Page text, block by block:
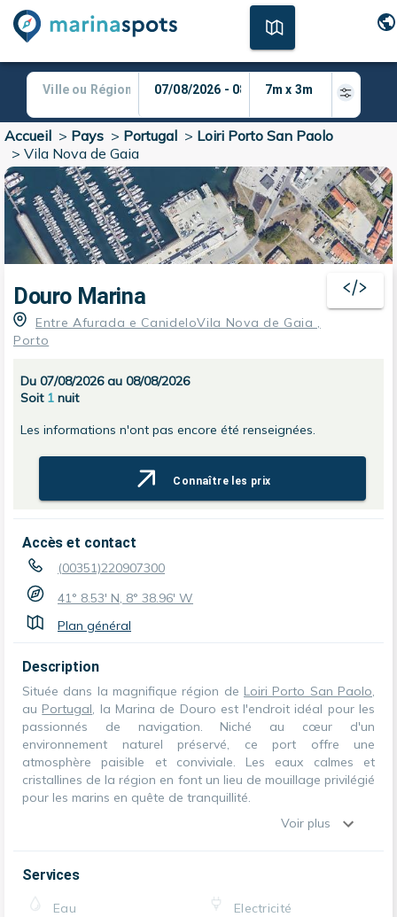
Accueil > Pays > Portugal > Loiri Porto San Paolo
> Vila Nova de Gaia
Douro Marina
Entre Afurada e CanideloVila Nova de Gaia ,
Porto
Du 07/08/2026 au 08/08/2026
Soit 1 nuit
Les informations n'ont pas encore été renseignées.
Connaître les prix
Accès et contact
(00351)220907300
41° 8.53' N, 8° 38.96' W
Plan général
Description
Située dans la magnifique région de Loiri Porto San Paolo,
au Portugal, la Marina de Douro est l'endroit idéal pour les
passionnés de navigation. Niché au cœur d'un
environnement naturel préservé, ce port offre une
atmosphère paisible et conviviale. Les eaux calmes et
cristallines de la région en font un lieu de mouillage privilégié
pour les marins en quête de tranquillité.
Voir plus
Services
Eau
Electricité